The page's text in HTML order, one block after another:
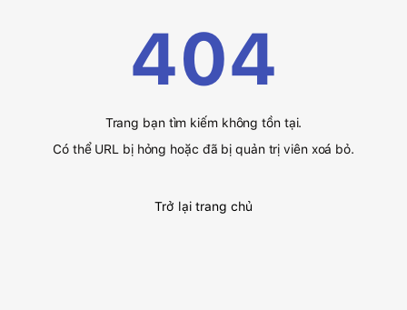
404
Trang bạn tìm kiếm không tồn tại.
Có thể URL bị hỏng hoặc đã bị quản trị viên xoá bỏ.
Trở lại trang chủ